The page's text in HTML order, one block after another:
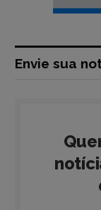
Envie sua